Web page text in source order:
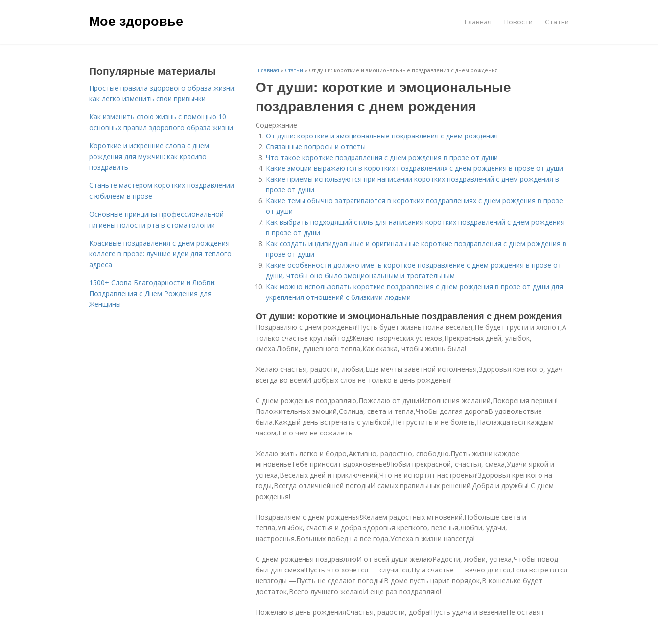
Мое здоровье Главная Новости Статьи
Главная » Статьи » От души: короткие и эмоциональные поздравления с днем рождения
От души: короткие и эмоциональные
поздравления с днем рождения
Содержание
От души: короткие и эмоциональные поздравления с днем рождения
Связанные вопросы и ответы
Что такое короткие поздравления с днем рождения в прозе от души
Какие эмоции выражаются в коротких поздравлениях с днем рождения в прозе от души
Какие приемы используются при написании коротких поздравлений с днем рождения в
прозе от души
Какие темы обычно затрагиваются в коротких поздравлениях с днем рождения в прозе
от души
Как выбрать подходящий стиль для написания коротких поздравлений с днем рождения
в прозе от души
Как создать индивидуальные и оригинальные короткие поздравления с днем рождения в
прозе от души
Какие особенности должно иметь короткое поздравление с днем рождения в прозе от
души, чтобы оно было эмоциональным и трогательным
Как можно использовать короткие поздравления с днем рождения в прозе от души для
укрепления отношений с близкими людьми
От души: короткие и эмоциональные поздравления с днем рождения
Поздравляю с днем рожденья!Пусть будет жизнь полна веселья,Не будет грусти и хлопот,А
только счастье круглый год!Желаю творческих успехов,Прекрасных дней, улыбок,
смеха.Любви, душевного тепла,Как сказка, чтобы жизнь была!
Желаю счастья, радости, любви,Еще мечты заветной исполненья,Здоровья крепкого, удач
всегда во всемИ добрых слов не только в день рожденья!
С днем рожденья поздравляю,Пожелаю от душиИсполнения желаний,Покорения вершин!
Положительных эмоций,Солнца, света и тепла,Чтобы долгая дорогаВ удовольствие
была.Каждый день встречать с улыбкой,Не грустить и не болеть,Наслаждаться каждым
часом,Ни о чем не сожалеть!
Желаю жить легко и бодро,Активно, радостно, свободно.Пусть жизни каждое
мгновеньеТебе приносит вдохновенье!Любви прекрасной, счастья, смеха,Удачи яркой и
успеха,Веселых дней и приключений,Что не испортят настроенья!Здоровья крепкого на
годы,Всегда отличнейшей погодыИ самых правильных решений.Добра и дружбы! С днем
рожденья!
Поздравляем с днем рожденья!Желаем радостных мгновений.Побольше света и
тепла,Улыбок, счастья и добра.Здоровья крепкого, везенья,Любви, удачи,
настроенья.Больших побед на все года,Успеха в жизни навсегда!
С днем рожденья поздравляюИ от всей души желаюРадости, любви, успеха,Чтобы повод
был для смеха!Пусть что хочется — случится,Ну а счастье — вечно длится,Если встретятся
невзгоды —Пусть не сделают погоды!В доме пусть царит порядок,В кошельке будет
достаток,Всего лучшего желаюИ еще раз поздравляю!
Пожелаю в день рожденияСчастья, радости, добра!Пусть удача и везениеНе оставят
Популярные материалы
Простые правила здорового образа жизни:
как легко изменить свои привычки
Как изменить свою жизнь с помощью 10
основных правил здорового образа жизни
Короткие и искренние слова с днем
рождения для мужчин: как красиво
поздравить
Станьте мастером коротких поздравлений
с юбилеем в прозе
Основные принципы профессиональной
гигиены полости рта в стоматологии
Красивые поздравления с днем рождения
коллеге в прозе: лучшие идеи для теплого
адреса
1500+ Слова Благодарности и Любви:
Поздравления с Днем Рождения для
Женщины